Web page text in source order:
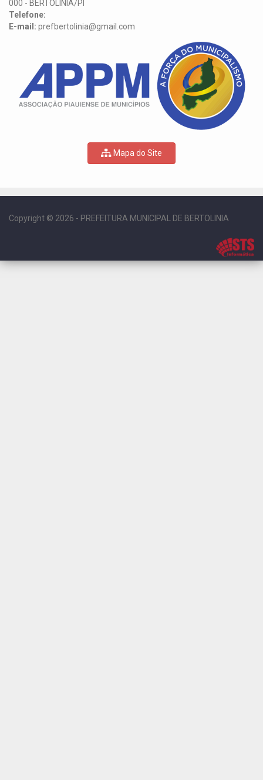
000 - BERTOLINIA/PI
Telefone:
E-mail: prefbertolinia@gmail.com
Mapa do Site
Copyright © 2026 - PREFEITURA MUNICIPAL DE BERTOLINIA